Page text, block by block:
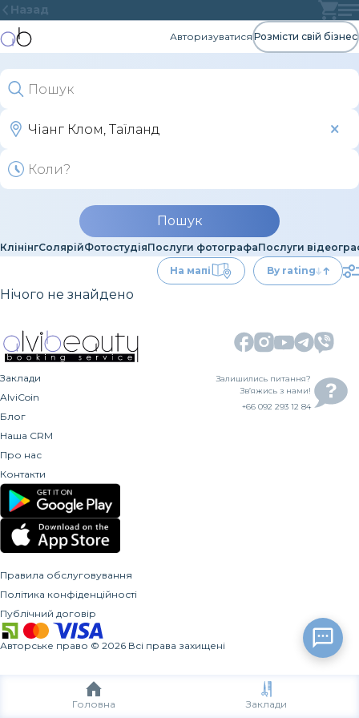
Головна Заклади
Назад
Авторизуватися Розмісти свій бізнес
Пошук
КлінінгСолярійФотостудіяПослуги фотографаПослуги
На мапі
By rating
Нічого не знайдено
Заклади
AlviCoin
Блог
Наша CRM
Про нас
Контакти
Залишились питання?
Зв’яжись з нами!
+66 092 293 12 84
Правила обслуговування
Політика конфіденційності
Публічний договір
Авторське право © 2026 Всі права захищені